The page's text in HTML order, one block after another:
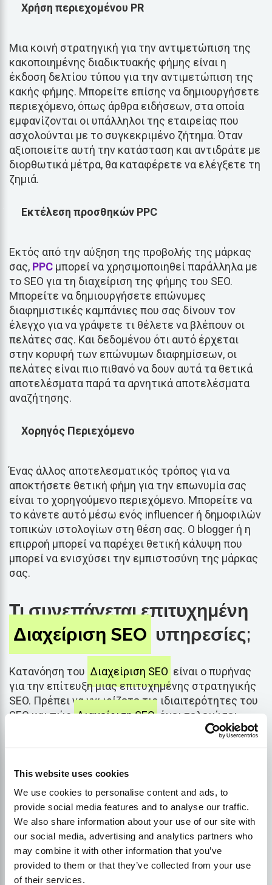
This website uses cookies
We use cookies to personalise content and ads, to
provide social media features and to analyse our traffic.
We also share information about your use of our site with
our social media, advertising and analytics partners who
may combine it with other information that you’ve
provided to them or that they’ve collected from your use
of their services.
Χρήση περιεχομένου PR
Μια κοινή στρατηγική για την αντιμετώπιση της
κακοποιημένης διαδικτυακής φήμης είναι η
έκδοση δελτίου τύπου για την αντιμετώπιση της
κακής φήμης. Μπορείτε επίσης να δημιουργήσετε
περιεχόμενο, όπως άρθρα ειδήσεων, στα οποία
εμφανίζονται οι υπάλληλοι της εταιρείας που
ασχολούνται με το συγκεκριμένο ζήτημα. Όταν
αξιοποιείτε αυτή την κατάσταση και αντιδράτε με
διορθωτικά μέτρα, θα καταφέρετε να ελέγξετε τη
ζημιά.
Εκτέλεση προσθηκών PPC
Εκτός από την αύξηση της προβολής της μάρκας
σας, PPC μπορεί να χρησιμοποιηθεί παράλληλα με
το SEO για τη διαχείριση της φήμης του SEO.
Μπορείτε να δημιουργήσετε επώνυμες
διαφημιστικές καμπάνιες που σας δίνουν τον
έλεγχο για να γράψετε τι θέλετε να βλέπουν οι
πελάτες σας. Και δεδομένου ότι αυτό έρχεται
στην κορυφή των επώνυμων διαφημίσεων, οι
πελάτες είναι πιο πιθανό να δουν αυτά τα θετικά
αποτελέσματα παρά τα αρνητικά αποτελέσματα
αναζήτησης.
Χορηγός Περιεχόμενο
Ένας άλλος αποτελεσματικός τρόπος για να
αποκτήσετε θετική φήμη για την επωνυμία σας
είναι το χορηγούμενο περιεχόμενο. Μπορείτε να
το κάνετε αυτό μέσω ενός influencer ή δημοφιλών
τοπικών ιστολογίων στη θέση σας. Ο blogger ή η
επιρροή μπορεί να παρέχει θετική κάλυψη που
μπορεί να ενισχύσει την εμπιστοσύνη της μάρκας
σας.
Τι συνεπάγεται επιτυχημένη
Διαχείριση SEO υπηρεσίες;
Κατανόηση του Διαχείριση SEO είναι ο πυρήνας
για την επίτευξη μιας επιτυχημένης στρατηγικής
SEO. Πρέπει να γνωρίζετε τις ιδιαιτερότητες του
SEO και πώςΔιαχείριση SEOέχει τελειώσει.
Ακολουθούν ορισμένες υπηρεσίεςΔιαχείριση
γιατί είναι ζωτικής σημασίας για να σας
βοηθήσουν να καταταγείτε στην κορυφή των
μηχανών αναζήτησης.
ΑκροατήριοΈρευνα
Αν θέλετε να διαπρέψετε στο SEO, πρέπει να